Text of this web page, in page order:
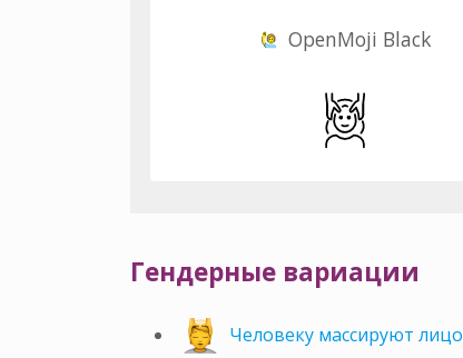
OpenMoji Black
Гендерные вариации
Человеку массируют лицо